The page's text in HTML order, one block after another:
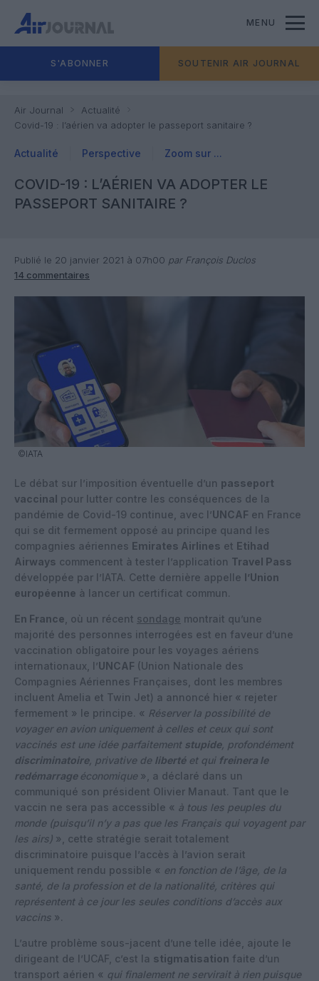
MENU
S'ABONNER SOUTENIR AIR JOURNAL
Air Journal
Actualité
Covid-19 : l’aérien va adopter le passeport sanitaire ?
Actualité Perspective Zoom sur ...
COVID-19 : L’AÉRIEN VA ADOPTER LE
PASSEPORT SANITAIRE ?
Publié le 20 janvier 2021 à 07h00 par François Duclos
14 commentaires
©IATA
Le débat sur l’imposition éventuelle d’un passeport
vaccinal pour lutter contre les conséquences de la
pandémie de Covid-19 continue, avec l’UNCAF en France
qui se dit fermement opposé au principe quand les
compagnies aériennes Emirates Airlines et Etihad
Airways commencent à tester l’application Travel Pass
développée par l’IATA. Cette dernière appelle l’Union
européenne à lancer un certificat commun.
En France , où un récent sondage montrait qu’une
majorité des personnes interrogées est en faveur d’une
vaccination obligatoire pour les voyages aériens
internationaux, l’UNCAF (Union Nationale des
Compagnies Aériennes Françaises, dont les membres
incluent Amelia et Twin Jet) a annoncé hier « rejeter
fermement » le principe. « Réserver la possibilité de
voyager en avion uniquement à celles et ceux qui sont
vaccinés est une idée parfaitement stupide, profondément
discriminatoire, privative de libertéet qui freinera le
redémarrage économique », a déclaré dans un
communiqué son président Olivier Manaut. Tant que le
vaccin ne sera pas accessible « à tous les peuples du
monde (puisqu’il n’y a pas que les Français qui voyagent par
les airs) », cette stratégie serait totalement
discriminatoire puisque l’accès à l’avion serait
uniquement rendu possible « en fonction de l’âge, de la
santé, de la profession et de la nationalité, critères qui
représentent à ce jour les seules conditions d’accès aux
vaccins ».
L’autre problème sous-jacent d’une telle idée, ajoute le
dirigeant de l’UCAF, c’est la stigmatisation faite d’un
transport aérien « qui finalement ne servirait à rien puisque